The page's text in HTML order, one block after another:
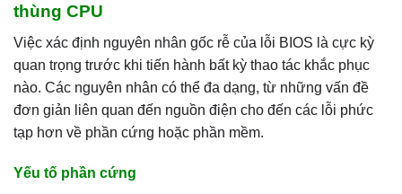
thùng CPU
Việc xác định nguyên nhân gốc rễ của lỗi BIOS là cực kỳ
quan trọng trước khi tiến hành bất kỳ thao tác khắc phục
nào. Các nguyên nhân có thể đa dạng, từ những vấn đề
đơn giản liên quan đến nguồn điện cho đến các lỗi phức
tạp hơn về phần cứng hoặc phần mềm.
Yếu tố phần cứng